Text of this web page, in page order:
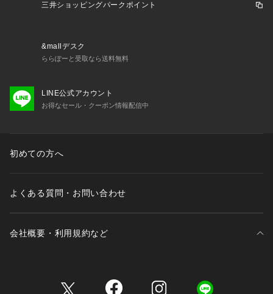
三井ショッピングパークポイント
&mallデスク
ららぽーと受取なら送料無料
LINE公式アカウント
お得なセール・クーポン情報配信中
初めての方へ
よくある質問・お問い合わせ
会社概要・利用規約など